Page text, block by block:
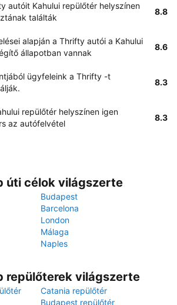
autóit Kahului repülőtér helyszínen
találták
8.8
alapján a Thrifty autói a Kahului
állapotban vannak
8.6
ügyfeleink a Thrifty -t
8.3
repülőtér helyszínen igen
az autófelvétel
8.3
úti célok világszerte
Budapest
Barcelona
London
Málaga
Naples
repülőterek világszerte
Catania repülőtér
Budapest repülőtér